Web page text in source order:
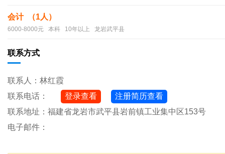
会计 （1人）
6000-8000元 本科 10年以上 龙岩武平县
联系方式
联系人：林红霞
联系电话：
联系地址：福建省龙岩市武平县岩前镇工业集中区153号
电子邮件：